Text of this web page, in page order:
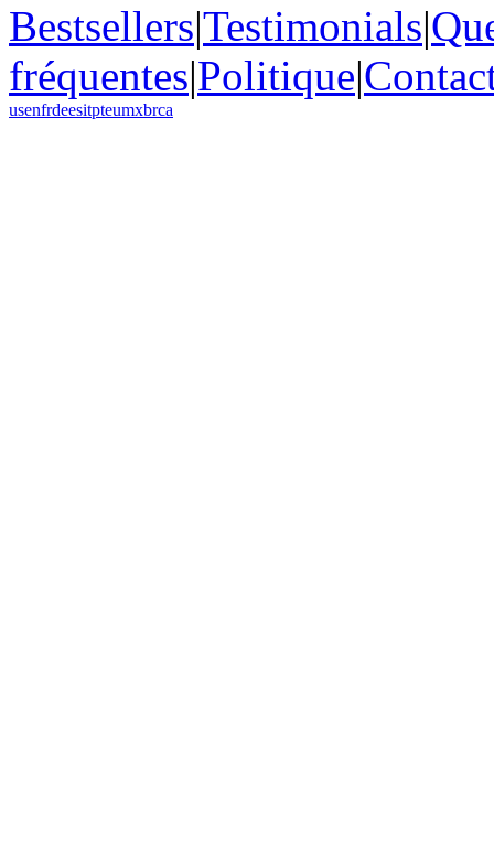
Bestsellers|Testimonials|
fréquentes|Politique|
usenfrdeesitpteumxbrca